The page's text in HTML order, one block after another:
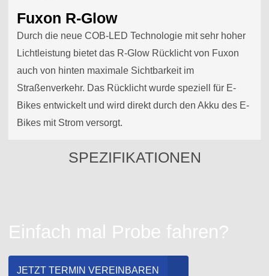
Fuxon R-Glow
Durch die neue COB-LED Technologie mit sehr hoher
Lichtleistung bietet das R-Glow Rücklicht von Fuxon
auch von hinten maximale Sichtbarkeit im
Straßenverkehr. Das Rücklicht wurde speziell für E-
Bikes entwickelt und wird direkt durch den Akku des E-
Bikes mit Strom versorgt.
SPEZIFIKATIONEN
Einfach mal Probe fahren?
JETZT TERMIN VEREINBAREN